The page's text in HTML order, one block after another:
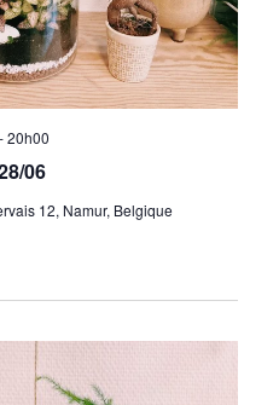
06
-20h00
12, Namur, Belgique